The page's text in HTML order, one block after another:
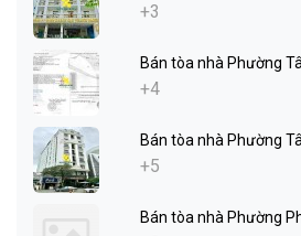
+3
Bán tòa nhà Phường
+4
Bán tòa nhà Phường
+5
Bán tòa nhà Phường